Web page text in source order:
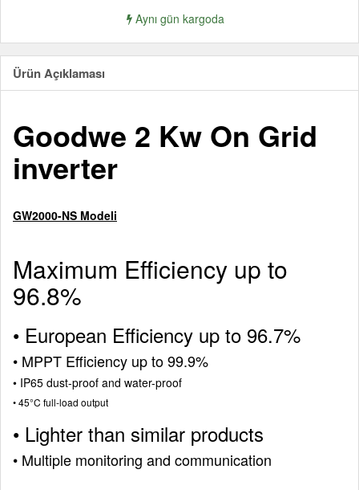
Aynı gün kargoda
Ürün Açıklaması
Goodwe 2 Kw On Grid
inverter
GW2000-NS Modeli
Maximum Efficiency up to
96.8%
• European Efficiency up to 96.7%
• MPPT Efficiency up to 99.9%
• IP65 dust-proof and water-proof
•45°C full-load output
• Lighter than similar products
• Multiple monitoring and communication